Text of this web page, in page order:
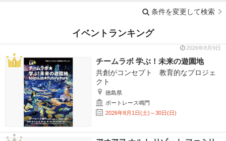
条件を変更して検索
イベントランキング
2026年8月9日
チームラボ 学ぶ！未来の遊園地
共創がコンセプト 教育的なプロジェ
クト
徳島県
ボートレース鳴門
2026年8月1日(土)～30日(日)